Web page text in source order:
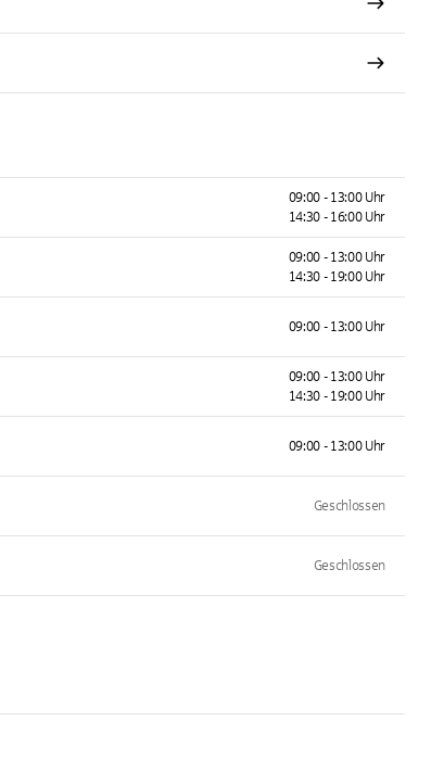
09:00 - 13:00 Uhr
14:30 - 16:00 Uhr
09:00 - 13:00 Uhr
14:30 - 19:00 Uhr
09:00 - 13:00 Uhr
09:00 - 13:00 Uhr
14:30 - 19:00 Uhr
09:00 - 13:00 Uhr
Geschlossen
Geschlossen